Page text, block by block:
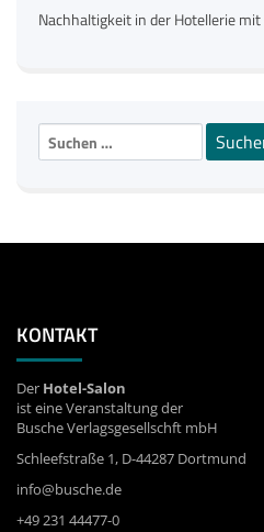
Nachhaltigkeit in der Hotellerie mit
Suchen
nach:
KONTAKT
Der Hotel-Salon
ist eine Veranstaltung der
Busche Verlagsgesellschft mbH
Schleefstraße 1, D-44287 Dortmund
info@busche.de
+49 231 44477-0